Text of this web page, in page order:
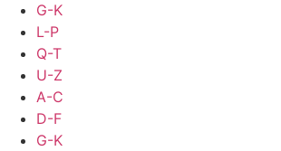
G-K
L-P
Q-T
U-Z
A-C
D-F
G-K